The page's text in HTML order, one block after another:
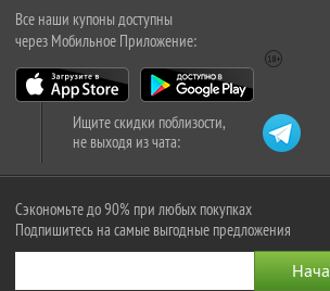
Все наши купоны доступны
через Мобильное Приложение:
Ищите скидки поблизости,
не выходя из чата:
Сэкономьте до 90% при любых покупках
Подпишитесь на самые выгодные предложения